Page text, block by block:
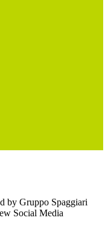
by Gruppo Spaggiari
Social Media